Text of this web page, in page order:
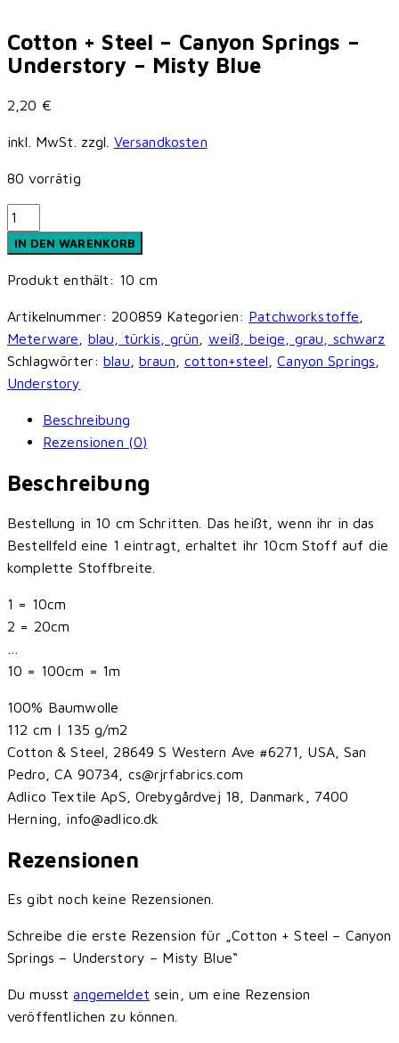
Cotton + Steel – Canyon Springs –
Understory – Misty Blue
2,20 €
inkl. MwSt. zzgl. Versandkosten
80 vorrätig
Cotton
+
Steel
-
Springs
-
Understory
-
Misty
Blue
IN DEN WARENKORB
Produkt enthält: 10 cm
Artikelnummer: 200859 Kategorien: Patchworkstoffe
Meterware
blau, türkis, grün
weiß, beige, grau, schwarz
Schlagwörter:blau ,braun ,cotton+steel ,Canyon Springs
Understory
Beschreibung
Rezensionen (0)
Beschreibung
Bestellung in 10 cm Schritten. Das heißt, wenn ihr in das
Bestellfeld eine 1 eintragt, erhaltet ihr 10cm Stoff auf die
komplette Stoffbreite.
1 = 10cm
2 = 20cm
10 = 100cm = 1m
100% Baumwolle
112 cm | 135 g/m2
Cotton & Steel, 28649 S Western Ave #6271, USA, San
Pedro, CA 90734, cs@rjrfabrics.com
Adlico Textile ApS, Orebygårdvej 18, Danmark, 7400
Herning, info@adlico.dk
Rezensionen
Es gibt noch keine Rezensionen.
Schreibe die erste Rezension für „Cotton + Steel – Canyon
Springs – Understory – Misty Blue“
Du musstangemeldet sein, um eine Rezension
veröffentlichen zu können.